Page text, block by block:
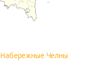
Набережные Челны